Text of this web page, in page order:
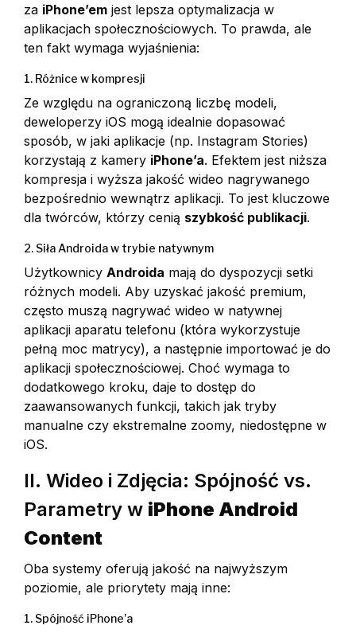
za iPhone’em jest lepsza optymalizacja w
aplikacjach społecznościowych. To prawda, ale
ten fakt wymaga wyjaśnienia:
1. Różnice w kompresji
Ze względu na ograniczoną liczbę modeli,
deweloperzy iOS mogą idealnie dopasować
sposób, w jaki aplikacje (np. Instagram Stories)
korzystają z kamery iPhone’a. Efektem jest niższa
kompresja i wyższa jakość wideo nagrywanego
bezpośrednio wewnątrz aplikacji. To jest kluczowe
dla twórców, którzy cenią szybkość publikacji.
2. Siła Androida w trybie natywnym
Użytkownicy Androida mają do dyspozycji setki
różnych modeli. Aby uzyskać jakość premium,
często muszą nagrywać wideo w natywnej
aplikacji aparatu telefonu (która wykorzystuje
pełną moc matrycy), a następnie importować je do
aplikacji społecznościowej. Choć wymaga to
dodatkowego kroku, daje to dostęp do
zaawansowanych funkcji, takich jak tryby
manualne czy ekstremalne zoomy, niedostępne w
iOS.
II. Wideo i Zdjęcia: Spójność vs.
Parametry w iPhone Android
Content
Oba systemy oferują jakość na najwyższym
poziomie, ale priorytety mają inne:
1. Spójność iPhone’a